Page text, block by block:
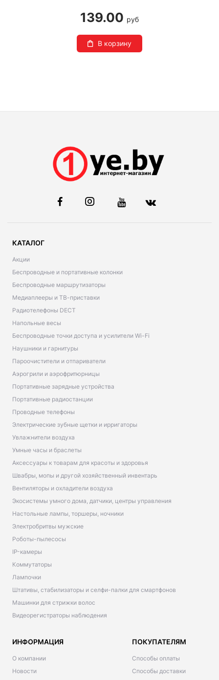
139.00 руб
В корзину
КАТАЛОГ
Акции
Беспроводные и портативные колонки
Беспроводные маршрутизаторы
Медиаплееры и ТВ-приставки
Радиотелефоны DECT
Напольные весы
Беспроводные точки доступа и усилители Wi-Fi
Наушники и гарнитуры
Пароочистители и отпариватели
Аэрогрили и аэрофритюрницы
Портативные зарядные устройства
Портативные радиостанции
Проводные телефоны
Электрические зубные щетки и ирригаторы
Увлажнители воздуха
Умные часы и браслеты
Аксессуары к товарам для красоты и здоровья
Швабры, мопы и другой хозяйственный инвентарь
Вентиляторы и охладители воздуха
Экосистемы умного дома, датчики, центры управления
Настольные лампы, торшеры, ночники
Электробритвы мужские
Роботы-пылесосы
IP-камеры
Коммутаторы
Лампочки
Штативы, стабилизаторы и селфи-палки для смартфонов
Машинки для стрижки волос
Видеорегистраторы наблюдения
ИНФОРМАЦИЯ
О компании
Новости
ПОКУПАТЕЛЯМ
Способы оплаты
Способы доставки